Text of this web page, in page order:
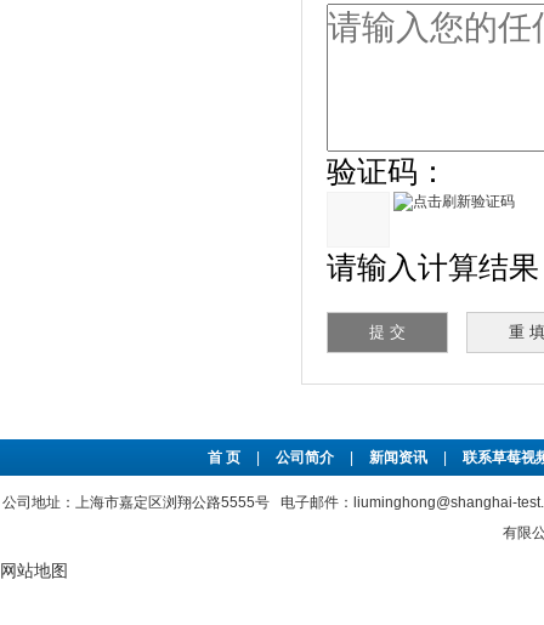
验证码：
请输入计算结果
首 页 公司简介 新闻资讯 联系草莓视
公司地址：上海市嘉定区浏翔公路5555号 电子邮件：liuminghong@shanghai-
有限
网站地图